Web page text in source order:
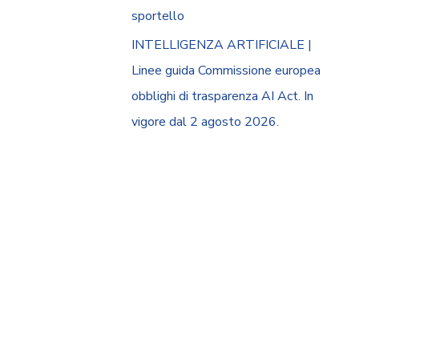
sportello
INTELLIGENZA ARTIFICIALE |
Linee guida Commissione europea
obblighi di trasparenza AI Act. In
vigore dal 2 agosto 2026.